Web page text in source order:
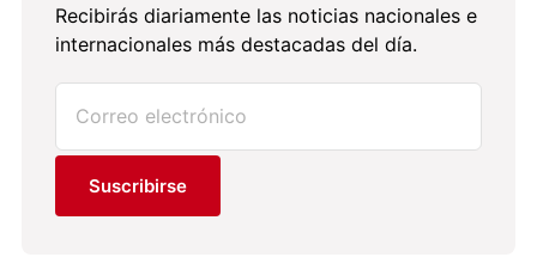
Recibirás diariamente las noticias nacionales e
internacionales más destacadas del día.
Suscribirse